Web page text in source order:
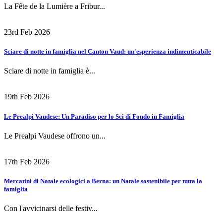
La Fête de la Lumière a Fribur...
23rd Feb 2026
Sciare di notte in famiglia nel Canton Vaud: un'esperienza indimenticabile
Sciare di notte in famiglia è...
19th Feb 2026
Le Prealpi Vaudese: Un Paradiso per lo Sci di Fondo in Famiglia
Le Prealpi Vaudese offrono un...
17th Feb 2026
Mercatini di Natale ecologici a Berna: un Natale sostenibile per tutta la
famiglia
Con l'avvicinarsi delle festiv...